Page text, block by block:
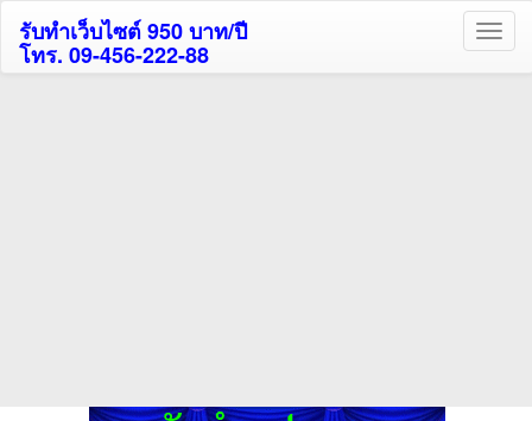
รับทำเว็บไซต์ 950 บาท/ปี
โทร. 09-456-222-88